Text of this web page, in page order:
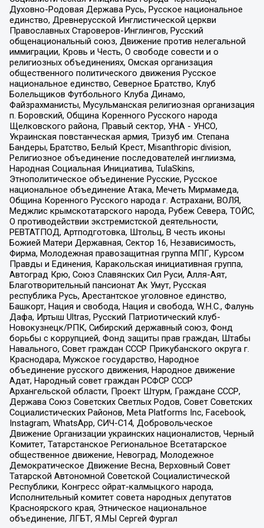
Духовно-Родовая Держава Русь, Русское национальное
единство, Древнерусской Инглистической церкви
Православных Староверов-Инглингов, Русский
общенациональный союз, Движение против нелегальной
иммиграции, Кровь и Честь, О свободе совести и о
религиозных объединениях, Омская организация
общественного политического движения Русское
национальное единство, Северное Братство, Клуб
Болельщиков Футбольного Клуба Динамо,
Файзрахманисты, Мусульманская религиозная организация
п. Боровский, Община Коренного Русского народа
Щелковского района, Правый сектор, УНА - УНСО,
Украинская повстанческая армия, Тризуб им. Степана
Бандеры, Братство, Белый Крест, Misanthropic division,
Религиозное объединение последователей инглиизма,
Народная Социальная Инициатива, TulaSkins,
Этнополитическое объединение Русские, Русское
национальное объединение Атака, Мечеть Мирмамеда,
Община Коренного Русского народа г. Астрахани, ВОЛЯ,
Меджлис крымскотатарского народа, Рубеж Севера, ТОЙС,
О противодействии экстремистской деятельности,
РЕВТАТПОД, Артподготовка, Штольц, В честь иконы
Божией Матери Державная, Сектор 16, Независимость,
Фирма, Молодежная правозащитная группа МПГ, Курсом
Правды и Единения, Каракольская инициативная группа,
Автоград Крю, Союз Славянских Сил Руси, Алля-Аят,
Благотворительный пансионат Ак Умут, Русская
республика Русь, Арестантское уголовное единство,
Башкорт, Нация и свобода, Нация и свобода, W.H.С., Фалунь
Дафа, Иртыш Ultras, Русский Патриотический клуб-
Новокузнецк/РПК, Сибирский державный союз, Фонд
борьбы с коррупцией, Фонд защиты прав граждан, Штабы
Навального, Совет граждан СССР Прикубанского округа г.
Краснодара, Мужское государство, Народное
объединение русского движения, Народное движение
Адат, Народный совет граждан РСФСР СССР
Архангельской области, Проект Штурм, Граждане СССР,
Держава Союз Советских Светлых Родов, Совет Советских
Социалистических Районов, Meta Platforms Inc, Facebook,
Instagram, WhatsApp, СИЧ-С14, Добровольческое
Движение Организации украинских националистов, Черный
Комитет, Татарстанское Региональное Всетатарское
общественное движение, Невоград, Молодежное
Демократическое Движение Весна, Верховный Совет
Татарской Автономной Советской Социалистической
Республики, Конгресс ойрат-калмыцкого народа,
Исполнительный комитет совета народных депутатов
Красноярского края, Этническое национальное
объединение, ЛГБТ, Я.МЫ Сергей Фургал